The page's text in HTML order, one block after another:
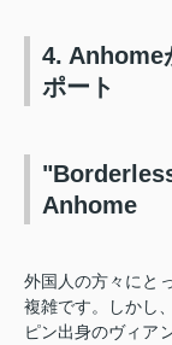
4. Anhome
ポート
Anhome
外国人の方々にと
複雑です。しかし
ピン出身のヴィア